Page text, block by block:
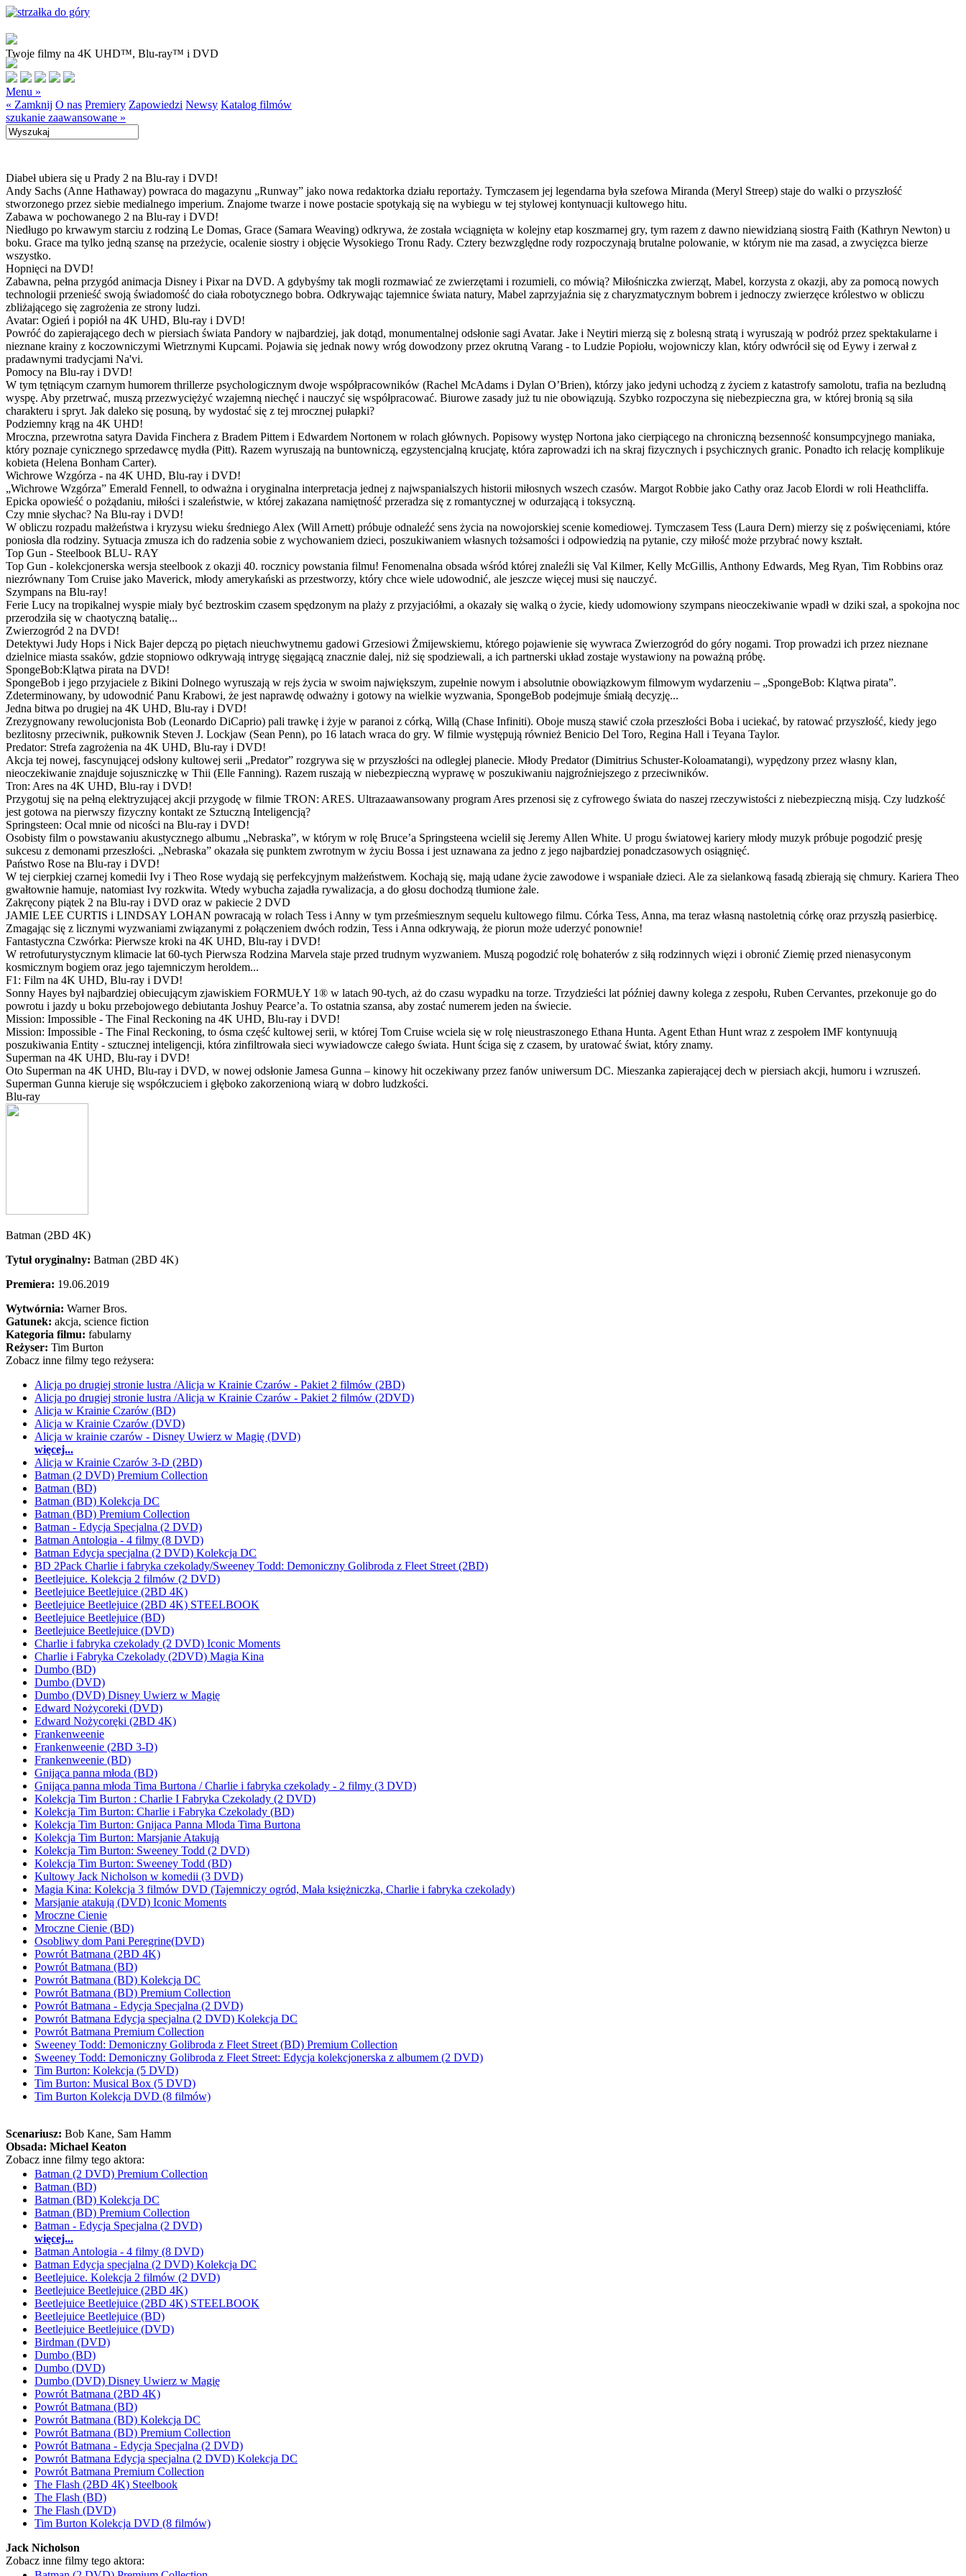
Twoje filmy na 4K UHD™, Blu-ray™ i DVD
Menu »
« Zamknij O nas Premiery Zapowiedzi Newsy Katalog filmów
szukanie zaawansowane »
Diabeł ubiera się u Prady 2 na Blu-ray i DVD!
Andy Sachs (Anne Hathaway) powraca do magazynu „Runway” jako nowa redaktorka działu reportaży. Tymczasem jej legendarna była szefowa Miranda (Meryl Streep) staje do walki o przyszłość
stworzonego przez siebie medialnego imperium. Znajome twarze i nowe postacie spotykają się na wybiegu w tej stylowej kontynuacji kultowego hitu.
Zabawa w pochowanego 2 na Blu-ray i DVD!
Niedługo po krwawym starciu z rodziną Le Domas, Grace (Samara Weaving) odkrywa, że została wciągnięta w kolejny etap koszmarnej gry, tym razem z dawno niewidzianą siostrą Faith (Kathryn Newton) u
boku. Grace ma tylko jedną szansę na przeżycie, ocalenie siostry i objęcie Wysokiego Tronu Rady. Cztery bezwzględne rody rozpoczynają brutalne polowanie, w którym nie ma zasad, a zwycięzca bierze
wszystko.
Hopnięci na DVD!
Zabawna, pełna przygód animacja Disney i Pixar na DVD. A gdybyśmy tak mogli rozmawiać ze zwierzętami i rozumieli, co mówią? Miłośniczka zwierząt, Mabel, korzysta z okazji, aby za pomocą nowych
technologii przenieść swoją świadomość do ciała robotycznego bobra. Odkrywając tajemnice świata natury, Mabel zaprzyjaźnia się z charyzmatycznym bobrem i jednoczy zwierzęce królestwo w obliczu
zbliżającego się zagrożenia ze strony ludzi.
Avatar: Ogień i popiół na 4K UHD, Blu-ray i DVD!
Powróć do zapierającego dech w piersiach świata Pandory w najbardziej, jak dotąd, monumentalnej odsłonie sagi Avatar. Jake i Neytiri mierzą się z bolesną stratą i wyruszają w podróż przez spektakularne i
nieznane krainy z koczowniczymi Wietrznymi Kupcami. Pojawia się jednak nowy wróg dowodzony przez okrutną Varang - to Ludzie Popiołu, wojowniczy klan, który odwrócił się od Eywy i zerwał z
pradawnymi tradycjami Na'vi.
Pomocy na Blu-ray i DVD!
W tym tętniącym czarnym humorem thrillerze psychologicznym dwoje współpracowników (Rachel McAdams i Dylan O’Brien), którzy jako jedyni uchodzą z życiem z katastrofy samolotu, trafia na bezludną
wyspę. Aby przetrwać, muszą przezwyciężyć wzajemną niechęć i nauczyć się współpracować. Biurowe zasady już tu nie obowiązują. Szybko rozpoczyna się niebezpieczna gra, w której bronią są siła
charakteru i spryt. Jak daleko się posuną, by wydostać się z tej mrocznej pułapki?
Podziemny krąg na 4K UHD!
Mroczna, przewrotna satyra Davida Finchera z Bradem Pittem i Edwardem Nortonem w rolach głównych. Popisowy występ Nortona jako cierpiącego na chroniczną bezsenność konsumpcyjnego maniaka,
który poznaje cynicznego sprzedawcę mydła (Pitt). Razem wyruszają na buntowniczą, egzystencjalną krucjatę, która zaprowadzi ich na skraj fizycznych i psychicznych granic. Ponadto ich relację komplikuje
kobieta (Helena Bonham Carter).
Wichrowe Wzgórza - na 4K UHD, Blu-ray i DVD!
„Wichrowe Wzgórza” Emerald Fennell, to odważna i oryginalna interpretacja jednej z najwspanialszych historii miłosnych wszech czasów. Margot Robbie jako Cathy oraz Jacob Elordi w roli Heathcliffa.
Epicka opowieść o pożądaniu, miłości i szaleństwie, w której zakazana namiętność przeradza się z romantycznej w odurzającą i toksyczną.
Czy mnie słychac? Na Blu-ray i DVD!
W obliczu rozpadu małżeństwa i kryzysu wieku średniego Alex (Will Arnett) próbuje odnaleźć sens życia na nowojorskiej scenie komediowej. Tymczasem Tess (Laura Dern) mierzy się z poświęceniami, które
poniosła dla rodziny. Sytuacja zmusza ich do radzenia sobie z wychowaniem dzieci, poszukiwaniem własnych tożsamości i odpowiedzią na pytanie, czy miłość może przybrać nowy kształt.
Top Gun - Steelbook BLU- RAY
Top Gun - kolekcjonerska wersja steelbook z okazji 40. rocznicy powstania filmu! Fenomenalna obsada wśród której znaleźli się Val Kilmer, Kelly McGillis, Anthony Edwards, Meg Ryan, Tim Robbins oraz
niezrównany Tom Cruise jako Maverick, młody amerykański as przestworzy, który chce wiele udowodnić, ale jeszcze więcej musi się nauczyć.
Szympans na Blu-ray!
Ferie Lucy na tropikalnej wyspie miały być beztroskim czasem spędzonym na plaży z przyjaciółmi, a okazały się walką o życie, kiedy udomowiony szympans nieoczekiwanie wpadł w dziki szał, a spokojna noc
przerodziła się w chaotyczną batalię...
Zwierzogród 2 na DVD!
Detektywi Judy Hops i Nick Bajer depczą po piętach nieuchwytnemu gadowi Grzesiowi Żmijewskiemu, którego pojawienie się wywraca Zwierzogród do góry nogami. Trop prowadzi ich przez nieznane
dzielnice miasta ssaków, gdzie stopniowo odkrywają intrygę sięgającą znacznie dalej, niż się spodziewali, a ich partnerski układ zostaje wystawiony na poważną próbę.
SpongeBob:Klątwa pirata na DVD!
SpongeBob i jego przyjaciele z Bikini Dolnego wyruszają w rejs życia w swoim największym, zupełnie nowym i absolutnie obowiązkowym filmowym wydarzeniu – „SpongeBob: Klątwa pirata”.
Zdeterminowany, by udowodnić Panu Krabowi, że jest naprawdę odważny i gotowy na wielkie wyzwania, SpongeBob podejmuje śmiałą decyzję...
Jedna bitwa po drugiej na 4K UHD, Blu-ray i DVD!
Zrezygnowany rewolucjonista Bob (Leonardo DiCaprio) pali trawkę i żyje w paranoi z córką, Willą (Chase Infiniti). Oboje muszą stawić czoła przeszłości Boba i uciekać, by ratować przyszłość, kiedy jego
bezlitosny przeciwnik, pułkownik Steven J. Lockjaw (Sean Penn), po 16 latach wraca do gry. W filmie występują również Benicio Del Toro, Regina Hall i Teyana Taylor.
Predator: Strefa zagrożenia na 4K UHD, Blu-ray i DVD!
Akcja tej nowej, fascynującej odsłony kultowej serii „Predator” rozgrywa się w przyszłości na odległej planecie. Młody Predator (Dimitrius Schuster-Koloamatangi), wypędzony przez własny klan,
nieoczekiwanie znajduje sojuszniczkę w Thii (Elle Fanning). Razem ruszają w niebezpieczną wyprawę w poszukiwaniu najgroźniejszego z przeciwników.
Tron: Ares na 4K UHD, Blu-ray i DVD!
Przygotuj się na pełną elektryzującej akcji przygodę w filmie TRON: ARES. Ultrazaawansowany program Ares przenosi się z cyfrowego świata do naszej rzeczywistości z niebezpieczną misją. Czy ludzkość
jest gotowa na pierwszy fizyczny kontakt ze Sztuczną Inteligencją?
Springsteen: Ocal mnie od nicości na Blu-ray i DVD!
Osobisty film o powstawaniu akustycznego albumu „Nebraska”, w którym w rolę Bruce’a Springsteena wcielił się Jeremy Allen White. U progu światowej kariery młody muzyk próbuje pogodzić presję
sukcesu z demonami przeszłości. „Nebraska” okazała się punktem zwrotnym w życiu Bossa i jest uznawana za jedno z jego najbardziej ponadczasowych osiągnięć.
Państwo Rose na Blu-ray i DVD!
W tej cierpkiej czarnej komedii Ivy i Theo Rose wydają się perfekcyjnym małżeństwem. Kochają się, mają udane życie zawodowe i wspaniałe dzieci. Ale za sielankową fasadą zbierają się chmury. Kariera Theo
gwałtownie hamuje, natomiast Ivy rozkwita. Wtedy wybucha zajadła rywalizacja, a do głosu dochodzą tłumione żale.
Zakręcony piątek 2 na Blu-ray i DVD oraz w pakiecie 2 DVD
JAMIE LEE CURTIS i LINDSAY LOHAN powracają w rolach Tess i Anny w tym prześmiesznym sequelu kultowego filmu. Córka Tess, Anna, ma teraz własną nastoletnią córkę oraz przyszłą pasierbicę.
Zmagając się z licznymi wyzwaniami związanymi z połączeniem dwóch rodzin, Tess i Anna odkrywają, że piorun może uderzyć ponownie!
Fantastyczna Czwórka: Pierwsze kroki na 4K UHD, Blu-ray i DVD!
W retrofuturystycznym klimacie lat 60-tych Pierwsza Rodzina Marvela staje przed trudnym wyzwaniem. Muszą pogodzić rolę bohaterów z siłą rodzinnych więzi i obronić Ziemię przed nienasyconym
kosmicznym bogiem oraz jego tajemniczym heroldem...
F1: Film na 4K UHD, Blu-ray i DVD!
Sonny Hayes był najbardziej obiecującym zjawiskiem FORMUŁY 1® w latach 90-tych, aż do czasu wypadku na torze. Trzydzieści lat później dawny kolega z zespołu, Ruben Cervantes, przekonuje go do
powrotu i jazdy u boku przebojowego debiutanta Joshuy Pearce’a. To ostatnia szansa, aby zostać numerem jeden na świecie.
Mission: Impossible - The Final Reckoning na 4K UHD, Blu-ray i DVD!
Mission: Impossible - The Final Reckoning, to ósma część kultowej serii, w której Tom Cruise wciela się w rolę nieustraszonego Ethana Hunta. Agent Ethan Hunt wraz z zespołem IMF kontynuują
poszukiwania Entity - sztucznej inteligencji, która zinfiltrowała sieci wywiadowcze całego świata. Hunt ściga się z czasem, by uratować świat, który znamy.
Superman na 4K UHD, Blu-ray i DVD!
Oto Superman na 4K UHD, Blu-ray i DVD, w nowej odsłonie Jamesa Gunna – kinowy hit oczekiwany przez fanów uniwersum DC. Mieszanka zapierającej dech w piersiach akcji, humoru i wzruszeń.
Superman Gunna kieruje się współczuciem i głęboko zakorzenioną wiarą w dobro ludzkości.
Blu-ray
Batman (2BD 4K)
Tytuł oryginalny: Batman (2BD 4K)
Premiera: 19.06.2019
Wytwórnia: Warner Bros.
Gatunek: akcja, science fiction
Kategoria filmu: fabularny
Reżyser: Tim Burton
Zobacz inne filmy tego reżysera:
Alicja po drugiej stronie lustra /Alicja w Krainie Czarów - Pakiet 2 filmów (2BD)
Alicja po drugiej stronie lustra /Alicja w Krainie Czarów - Pakiet 2 filmów (2DVD)
Alicja w Krainie Czarów (BD)
Alicja w Krainie Czarów (DVD)
Alicja w krainie czarów - Disney Uwierz w Magię (DVD)
więcej...
Alicja w Krainie Czarów 3-D (2BD)
Batman (2 DVD) Premium Collection
Batman (BD)
Batman (BD) Kolekcja DC
Batman (BD) Premium Collection
Batman - Edycja Specjalna (2 DVD)
Batman Antologia - 4 filmy (8 DVD)
Batman Edycja specjalna (2 DVD) Kolekcja DC
BD 2Pack Charlie i fabryka czekolady/Sweeney Todd: Demoniczny Golibroda z Fleet Street (2BD)
Beetlejuice. Kolekcja 2 filmów (2 DVD)
Beetlejuice Beetlejuice (2BD 4K)
Beetlejuice Beetlejuice (2BD 4K) STEELBOOK
Beetlejuice Beetlejuice (BD)
Beetlejuice Beetlejuice (DVD)
Charlie i fabryka czekolady (2 DVD) Iconic Moments
Charlie i Fabryka Czekolady (2DVD) Magia Kina
Dumbo (BD)
Dumbo (DVD)
Dumbo (DVD) Disney Uwierz w Magię
Edward Nożycoreki (DVD)
Edward Nożycoręki (2BD 4K)
Frankenweenie
Frankenweenie (2BD 3-D)
Frankenweenie (BD)
Gnijąca panna młoda (BD)
Gnijąca panna młoda Tima Burtona / Charlie i fabryka czekolady - 2 filmy (3 DVD)
Kolekcja Tim Burton : Charlie I Fabryka Czekolady (2 DVD)
Kolekcja Tim Burton: Charlie i Fabryka Czekolady (BD)
Kolekcja Tim Burton: Gnijaca Panna Mloda Tima Burtona
Kolekcja Tim Burton: Marsjanie Atakują
Kolekcja Tim Burton: Sweeney Todd (2 DVD)
Kolekcja Tim Burton: Sweeney Todd (BD)
Kultowy Jack Nicholson w komedii (3 DVD)
Magia Kina: Kolekcja 3 filmów DVD (Tajemniczy ogród, Mała księżniczka, Charlie i fabryka czekolady)
Marsjanie atakują (DVD) Iconic Moments
Mroczne Cienie
Mroczne Cienie (BD)
Osobliwy dom Pani Peregrine(DVD)
Powrót Batmana (2BD 4K)
Powrót Batmana (BD)
Powrót Batmana (BD) Kolekcja DC
Powrót Batmana (BD) Premium Collection
Powrót Batmana - Edycja Specjalna (2 DVD)
Powrót Batmana Edycja specjalna (2 DVD) Kolekcja DC
Powrót Batmana Premium Collection
Sweeney Todd: Demoniczny Golibroda z Fleet Street (BD) Premium Collection
Sweeney Todd: Demoniczny Golibroda z Fleet Street: Edycja kolekcjonerska z albumem (2 DVD)
Tim Burton: Kolekcja (5 DVD)
Tim Burton: Musical Box (5 DVD)
Tim Burton Kolekcja DVD (8 filmów)
Scenariusz: Bob Kane, Sam Hamm
Obsada: Michael Keaton
Zobacz inne filmy tego aktora:
Batman (2 DVD) Premium Collection
Batman (BD)
Batman (BD) Kolekcja DC
Batman (BD) Premium Collection
Batman - Edycja Specjalna (2 DVD)
więcej...
Batman Antologia - 4 filmy (8 DVD)
Batman Edycja specjalna (2 DVD) Kolekcja DC
Beetlejuice. Kolekcja 2 filmów (2 DVD)
Beetlejuice Beetlejuice (2BD 4K)
Beetlejuice Beetlejuice (2BD 4K) STEELBOOK
Beetlejuice Beetlejuice (BD)
Beetlejuice Beetlejuice (DVD)
Birdman (DVD)
Dumbo (BD)
Dumbo (DVD)
Dumbo (DVD) Disney Uwierz w Magię
Powrót Batmana (2BD 4K)
Powrót Batmana (BD)
Powrót Batmana (BD) Kolekcja DC
Powrót Batmana (BD) Premium Collection
Powrót Batmana - Edycja Specjalna (2 DVD)
Powrót Batmana Edycja specjalna (2 DVD) Kolekcja DC
Powrót Batmana Premium Collection
The Flash (2BD 4K) Steelbook
The Flash (BD)
The Flash (DVD)
Tim Burton Kolekcja DVD (8 filmów)
Jack Nicholson
Zobacz inne filmy tego aktora: